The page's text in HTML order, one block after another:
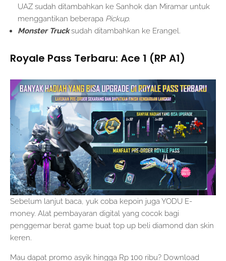
UAZ sudah ditambahkan ke Sanhok dan Miramar untuk
menggantikan beberapa Pickup.
Monster Trucksudah ditambahkan ke Erangel.
Royale Pass Terbaru: Ace 1 (RP A1)
Sebelum lanjut baca, yuk coba kepoin juga YODU E-
money. Alat pembayaran digital yang cocok bagi
penggemar berat game buat top up beli diamond dan skin
keren.
Mau dapat promo asyik hingga Rp 100 ribu? Download